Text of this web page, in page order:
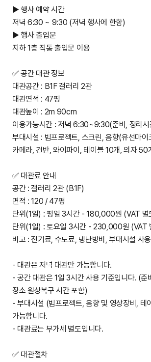
▶ 행사 예약 시간
저녁 6:30 ~ 9:30 (저녁 행사에 한함)
▶ 행사 출입문
지하 1층 직통 출입문 이용
✅ 공간 대관 정보
대관공간 : B1F 갤러리 2관
대관면적 : 47평
대관높이 : 2m 90cm
이용가능시간 : 저녁 6:30~9:30(준비, 정리시
부대시설 : 빔프로젝트, 스크린, 음향(유선마
카메라, 건반, 와이파이, 테이블 10개, 의자 50
✅ 대관료 안내
공간 : 갤러리 2관 (B1F)
면적 : 120 / 47평
단위(1일) : 평일 3시간 - 180,000원 (VAT 별
단위(1일) : 토요일 3시간 - 230,000원 (VAT
비고 : 전기료, 수도료, 냉난방비, 부대시설 사
- 대관은 저녁 대관만 가능합니다.
- 공간 대관은 1일 3시간 사용 기준입니다. (준
장소 원상복구 시간 포함)
- 부대시설 (빔프로젝트, 음향 및 영상장비, 테
가능합니다.
- 대관료는 부가세 별도입니다.
✅ 대관절차